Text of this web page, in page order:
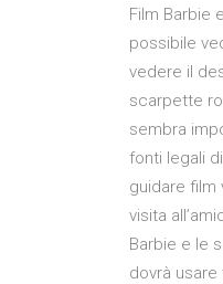
Film Barbie
possibile
vedere il
scarpette
sembra
fonti legali
guidare film
visita
Barbie e le
dovrà